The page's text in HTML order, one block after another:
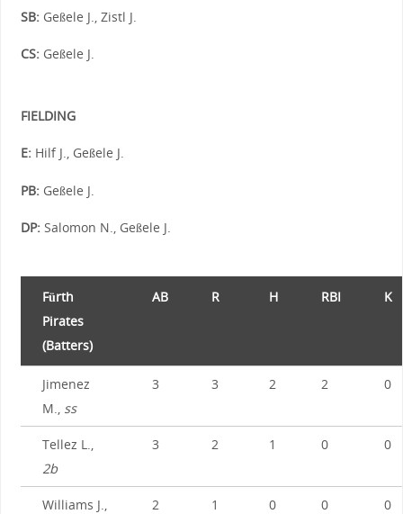
SB:Geßele J., Zistl J.
CS:Geßele J.
FIELDING
E:Hilf J., Geßele J.
PB:Geßele J.
DP:Salomon N., Geßele J.
Fürth
Pirates
(Batters)
AB R H RBI K
Jimenez
M., ss
3 3 2 2 0
Tellez L.,
2b
3 2 1 0 0
Williams J., 2 1 0 0 0